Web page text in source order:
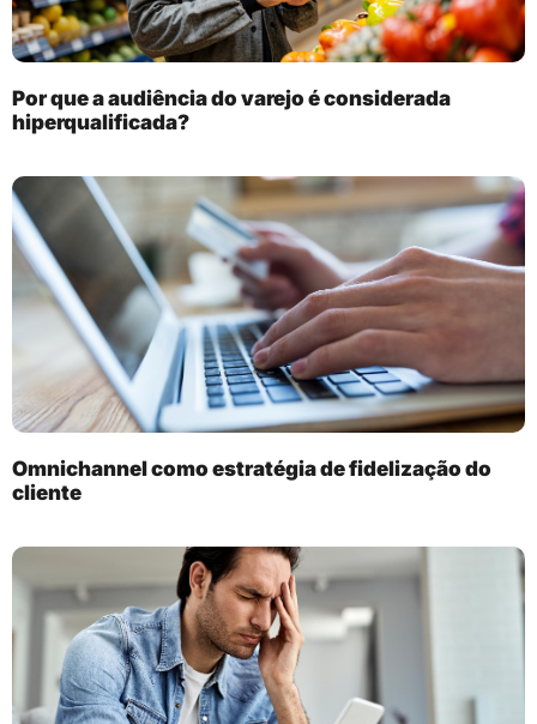
Por que a audiência do varejo é considerada
hiperqualificada?
Omnichannel como estratégia de fidelização do
cliente